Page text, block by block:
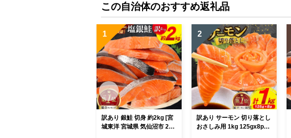
この自治体のおすすめ返礼品
1
訳あり 銀鮭 切身 約2kg [宮
城東洋 宮城県 気仙沼市 205
2
訳あり サーモン 切り落とし
おさしみ用 1kg 125gx8p